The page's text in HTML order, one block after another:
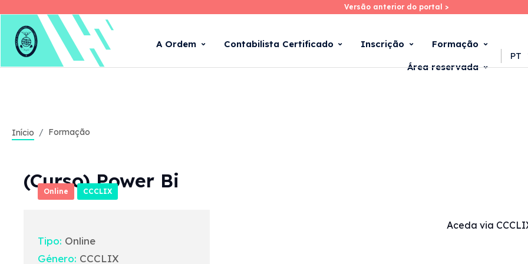
Skip
main
Versão anterior do portal >
Versão anterior do portal >
A Ordem Contabilista Certificado Inscrição Formação
Área reservada
PT
Início Formação
Online CCCLIX
(Curso) Power Bi
Tipo: Online
Género: CCCLIX
Aceda via